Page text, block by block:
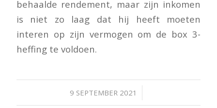
behaalde rendement, maar zijn inkomen
is niet zo laag dat hij heeft moeten
interen op zijn vermogen om de box 3-
heffing te voldoen.
9 SEPTEMBER 2021
/